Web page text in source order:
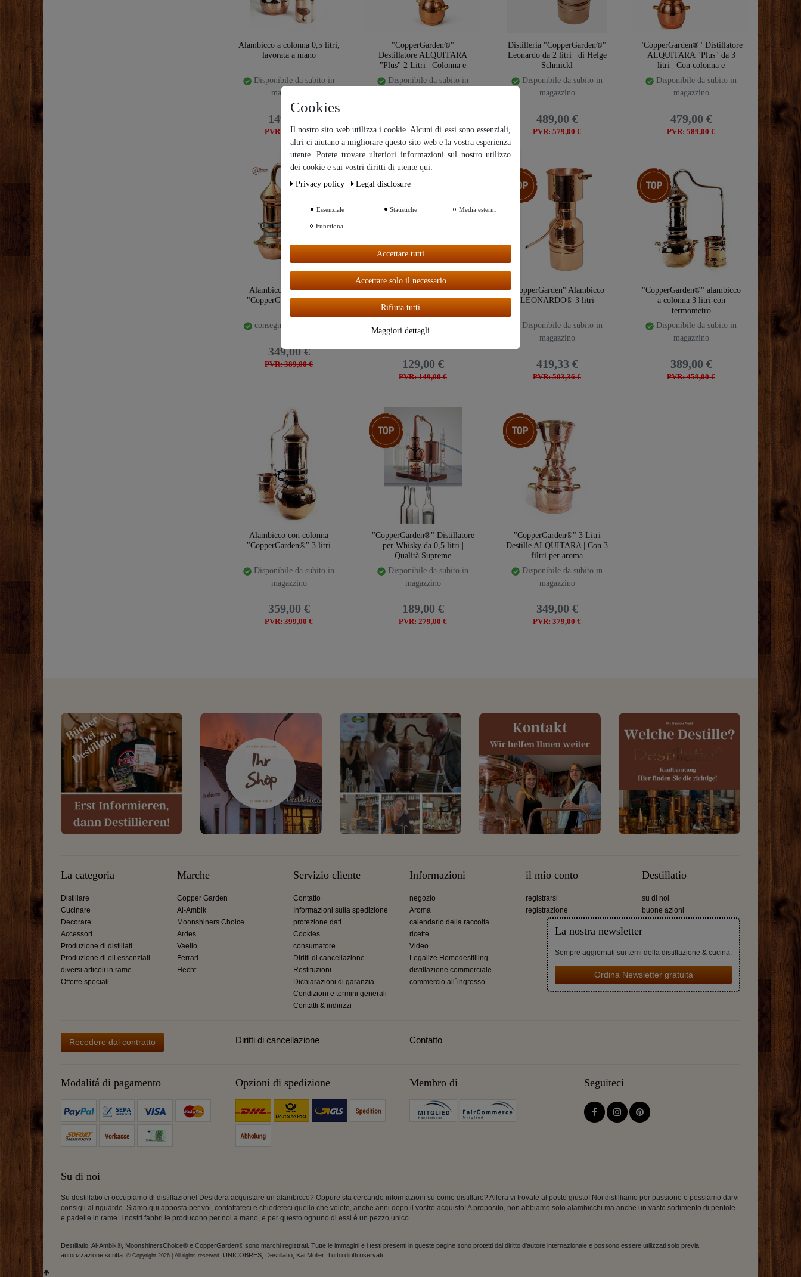
Alambicco a colonna 0,5 litri,
lavorata a mano
Disponibile da subito in
magazzino
PVR: 179,00 €
149,00 €
"CopperGarden®"
Destillatore ALQUITARA
"Plus" 2 Litri | Colonna e
Liebigkoeler
Disponibile da subito in
PVR: 499,00 €
Distilleria "CopperGarden®"
Leonardo da 2 litri | di Helge
Schmickl
Disponibile da subito in
magazzino
PVR: 579,00 €
489,00 €
"CopperGarden®" Distillatore
ALQUITARA "Plus" da 3
litri | Con colonna e
refrigeratore Liebig
Disponibile da subito in
magazzino
PVR: 589,00 €
479,00 €
Alambicco con colonna
"CopperGarden®" 2 litri
consegna entro 7 giorni
PVR: 389,00 €
349,00 €
Alambicco in rame lavorato a
mano 0,5 litri
Disponibile da subito in
magazzino
PVR: 149,00 €
129,00 €
Ceres::Template.storeSpecialTop
"CopperGarden" Alambicco
LEONARDO® 3 litri
Disponibile da subito in
magazzino
PVR: 503,36 €
419,33 €
Ceres::Template.storeSpecialTop
"CopperGarden®" alambicco
a colonna 3 litri con
termometro
Disponibile da subito in
magazzino
PVR: 459,00 €
389,00 €
Alambicco con colonna
"CopperGarden®" 3 litri
Disponibile da subito in
magazzino
PVR: 399,00 €
359,00 €
Ceres::Template.storeSpecialTop
"CopperGarden®" Distillatore
per Whisky da 0,5 litri |
Qualità Supreme
Disponibile da subito in
magazzino
PVR: 279,00 €
189,00 €
Ceres::Template.storeSpecialTop
"CopperGarden®" 3 Litri
Destille ALQUITARA | Con 3
filtri per aroma
Disponibile da subito in
magazzino
PVR: 379,00 €
349,00 €
La categoria
Distillare
Cucinare
Decorare
Accessori
Produzione di distillati
Produzione di oli essenziali
diversi articoli in rame
Offerte speciali
Marche
Copper Garden
Al-Ambik
Moonshiners Choice
Ardes
Vaello
Ferrari
Hecht
Servizio cliente
Contatto
Informazioni sulla spedizione
protezione dati
Cookies
consumatore
Diritti di cancellazione
Restituzioni
Dichiarazioni di garanzia
Condizioni e termini generali
Contatti & indirizzi
Informazioni
negozio
Aroma
calendario della raccolta
ricette
Video
Legalize Homedestilling
distillazione commerciale
commercio all´ingrosso
il mio conto
registrarsi
registrazione
Destillatio
su di noi
buone azioni
La nostra newsletter
Sempre aggiornati sui temi della distillazione & cucina.
Ordina Newsletter gratuita
Recedere dal contratto Diritti di cancellazione Contatto
Modalitá di pagamento Opzioni di spedizione Membro di Seguiteci
Su di noi
Su destillatio ci occupiamo di distillazione! Desidera acquistare un alambicco? Oppure sta cercando informazioni su come distillare? Allora vi trovate al posto giusto! Noi distilliamo per passione e possiamo darvi
consigli al riguardo. Siamo qui apposta per voi, contattateci e chiedeteci quello che volete, anche anni dopo il vostro acquisto! A proposito, non abbiamo solo alambicchi ma anche un vasto sortimento di pentole
e padelle in rame. I nostri fabbri le producono per noi a mano, e per questo ognuno di essi é un pezzo unico.
Destillatio, Al-Ambik®, MoonshinersChoice® e CopperGarden® sono marchi registrati. Tutte le immagini e i testi presenti in queste pagine sono protetti dal diritto d'autore internazionale e possono essere utilizzati solo previa
autorizzazione scritta. © Copyright 2026 | All rights reserved. UNICOBRES, Destillatio, Kai Möller. Tutti i diritti riservati.
Ceres::Template.cookieBarHintText
mplate.coo
eptAll
Cookies
Il nostro sito web utilizza i cookie. Alcuni di essi sono essenziali,
altri ci aiutano a migliorare questo sito web e la vostra esperienza
utente. Potete trovare ulteriori informazioni sul nostro utilizzo
dei cookie e sui vostri diritti di utente qui:
Privacy policy
Legal disclosure
Essenziale Statistiche Media esterni
Functional
Accettare tutti
Accettare solo il necessario
Rifiuta tutti
Maggiori dettagli